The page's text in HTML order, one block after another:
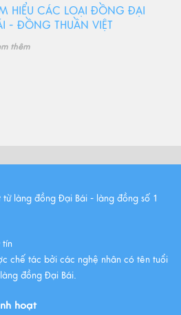
HIỂU CÁC LOẠI ĐỒNG ĐẠI
- ĐỒNG THUẦN VIỆT
thêm
bộ ngũ sự đồng Đại Bái
nhất
từ làng đồng Đại Bái - làng đồng số 1
tín
chế tác bởi các nghệ nhân có tên tuổi
đồng Đại Bái.
hoạt